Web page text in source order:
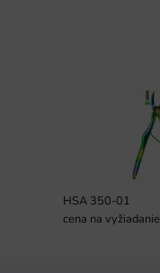
HSA 350-01
cena na vyžiadanie